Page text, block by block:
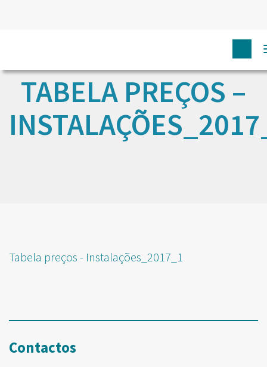
TABELA PREÇOS –
Tabela preços - Instalações_2017_1
Contactos